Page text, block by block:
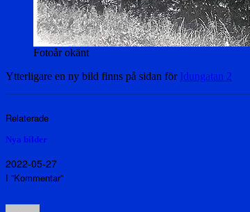
Fotoår okänt
Ytterligare en ny bild finns på sidan för Idungatan 2
Relaterade
Nya bilder
2022-05-27
I ”Kommentar”